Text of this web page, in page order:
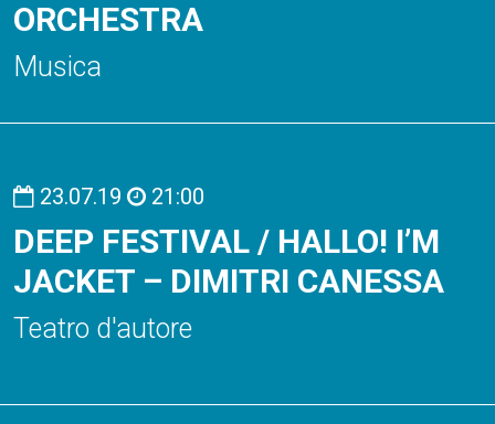
ORCHESTRA
Musica
23.07.19 21:00
DEEP FESTIVAL / HALLO! I’M
JACKET – DIMITRI CANESSA
Teatro d'autore